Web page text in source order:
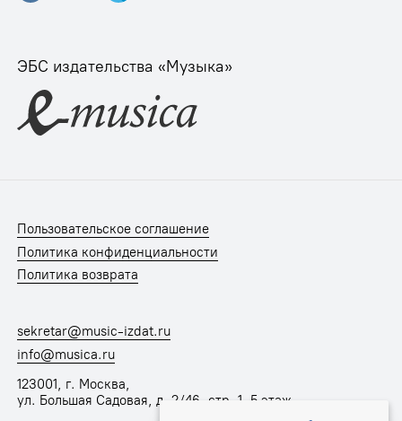
ЭБС издательства «Музыка»
Пользовательское соглашение
Политика конфиденциальности
Политика возврата
sekretar@music-izdat.ru
info@musica.ru
123001, г. Москва,
ул. Большая Садовая, д. 2/46, стр. 1, 5 этаж